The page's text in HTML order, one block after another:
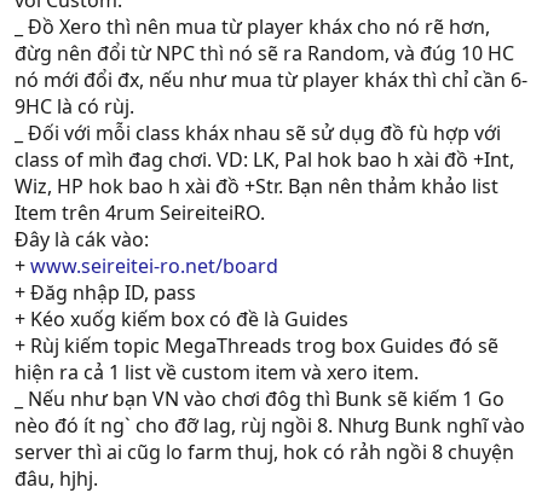
_ Đồ Xero thì nên mua từ player kháx cho nó rẽ hơn,
đừg nên đổi từ NPC thì nó sẽ ra Random, và đúg 10 HC
nó mới đổi đx, nếu như mua từ player kháx thì chỉ cần 6-
9HC là có rùj.
_ Đối với mỗi class kháx nhau sẽ sử dụg đồ fù hợp với
class of mìh đag chơi. VD: LK, Pal hok bao h xài đồ +Int,
Wiz, HP hok bao h xài đồ +Str. Bạn nên thảm khảo list
Item trên 4rum SeireiteiRO.
Đây là cák vào:
+www.seireitei-ro.net/board
+ Đăg nhập ID, pass
+ Kéo xuốg kiếm box có đề là Guides
+ Rùj kiếm topic MegaThreads trog box Guides đó sẽ
hiện ra cả 1 list về custom item và xero item.
_ Nếu như bạn VN vào chơi đôg thì Bunk sẽ kiếm 1 Go
nèo đó ít ng` cho đỡ lag, rùj ngồi 8. Nhưg Bunk nghĩ vào
server thì ai cũg lo farm thuj, hok có rảh ngồi 8 chuyện
đâu, hjhj.